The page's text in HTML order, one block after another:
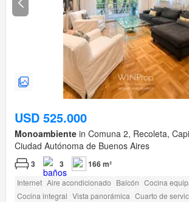
USD 525.000
Monoambiente in Comuna 2, Recoleta,
Ciudad Autónoma de Buenos Aires
3 3 166 m²
Internet Aire acondicionado Balcón Cocina
Cocina integral Vista panorámica Cuarto de